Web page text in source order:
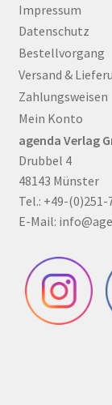
Impressum
Datenschutz
Bestellvorgang
Versand &
Zahlungsweisen
Mein Konto
agenda Verlag
Drubbel 4
48143 Münster
Tel.: +49-(0)251-
E-Mail: